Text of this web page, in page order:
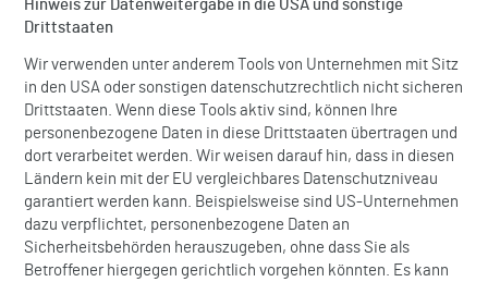
Hinweis zur Datenweitergabe in die USA und sonstige
Drittstaaten
Wir verwenden unter anderem Tools von Unternehmen mit Sitz
in den USA oder sonstigen datenschutzrechtlich nicht sicheren
Drittstaaten. Wenn diese Tools aktiv sind, können Ihre
personenbezogene Daten in diese Drittstaaten übertragen und
dort verarbeitet werden. Wir weisen darauf hin, dass in diesen
Ländern kein mit der EU vergleichbares Datenschutzniveau
garantiert werden kann. Beispielsweise sind US-Unternehmen
dazu verpflichtet, personenbezogene Daten an
Sicherheitsbehörden herauszugeben, ohne dass Sie als
Betroffener hiergegen gerichtlich vorgehen könnten. Es kann